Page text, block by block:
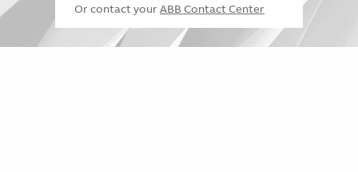
Or contact your ABB Contact Center